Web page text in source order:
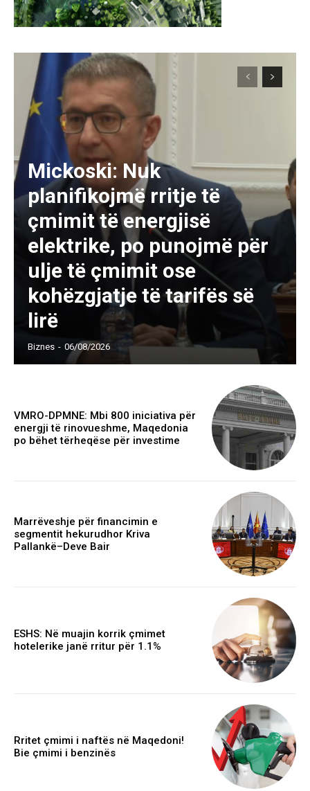
Mickoski: Nuk
planifikojmë rritje të
çmimit të energjisë
elektrike, po punojmë për
ulje të çmimit ose
kohëzgjatje të tarifës së
lirë
Biznes - 06/08/2026
VMRO-DPMNE: Mbi 800 iniciativa për
energji të rinovueshme, Maqedonia
po bëhet tërheqëse për investime
Marrëveshje për financimin e
segmentit hekurudhor Kriva
Pallankë–Deve Bair
ESHS: Në muajin korrik çmimet
hotelerike janë rritur për 1.1%
Rritet çmimi i naftës në Maqedoni!
Bie çmimi i benzinës